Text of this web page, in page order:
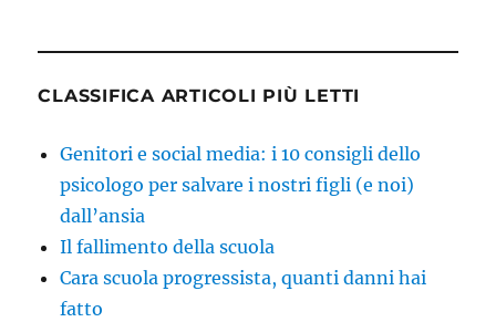
CLASSIFICA ARTICOLI PIÙ LETTI
Genitori e social media: i 10 consigli dello
psicologo per salvare i nostri figli (e noi)
dall’ansia
Il fallimento della scuola
Cara scuola progressista, quanti danni hai
fatto